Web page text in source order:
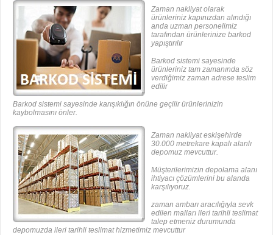
Zaman nakliyat olarak
ürünleriniz kapınızdan alındığı
anda uzman personelimiz
tarafından ürünlerinize barkod
yapıştırılır
Barkod sistemi sayesinde
ürünleriniz tam zamanında söz
verdiğimiz zaman adrese teslim
edilir
Barkod sistemi sayesinde karışıklığın önüne geçilir ürünlerinizin
kaybolmasını önler.
Zaman nakliyat eskişehirde
30.000 metrekare kapalı alanlı
depomuz mevcuttur.
Müşterilerimizin depolama alanı
ihtiyacı çözümlerini bu alanda
karşılıyoruz.
zaman ambarı aracılığıyla sevk
edilen malları ileri tarihli teslimat
talep etmeniz durumunda
depomuzda ileri tarihli teslimat hizmetimiz mevcuttur